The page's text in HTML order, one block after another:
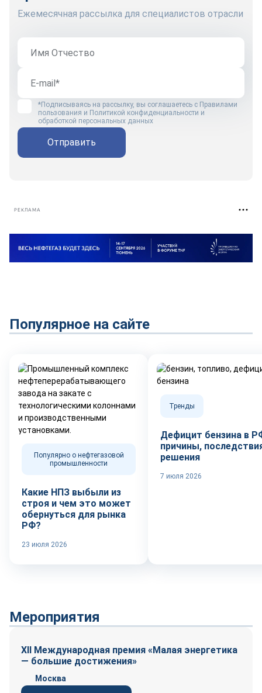
Ежемесячная рассылка для специалистов отрасли
*Подписываясь на рассылку, вы соглашаетесь с Правилами
пользования и Политикой конфиденциальности и
обработкой персональных данных
Отправить
РЕКЛАМА
Популярное на сайте
Популярно о нефтегазовой
промышленности
Какие НПЗ выбыли из
строя и чем это может
обернуться для рынка
РФ?
23 июля 2026
Тренды
Дефицит бензина в
причины,
решения
7 июля 2026
Мероприятия
XII Международная премия «Малая энергетика
— большие достижения»
Москва